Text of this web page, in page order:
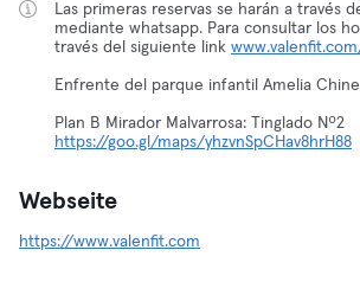
Las primeras reservas se harán a través
mediante whatsapp. Para consultar los
través del siguiente link
Enfrente del parque infantil Amelia
Plan B Mirador Malvarrosa: Tinglado Nº2
https://goo.gl/maps/yhzvnSpCHav8hrH88
Webseite
https://www.valenfit.com